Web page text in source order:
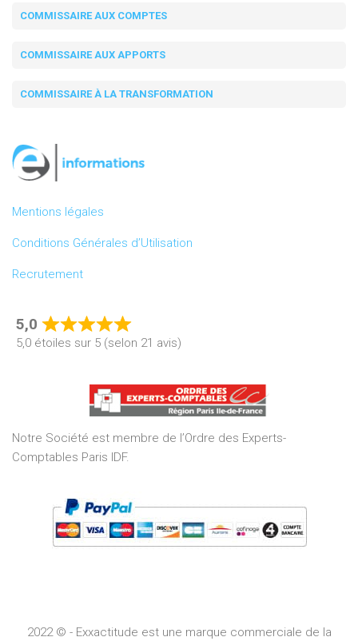
COMMISSAIRE AUX COMPTES
COMMISSAIRE AUX APPORTS
COMMISSAIRE À LA TRANSFORMATION
Mentions légales
Conditions Générales d’Utilisation
Recrutement
5,0
Rated
of
5
5,0 étoiles sur 5 (selon 21 avis)
Notre Société est membre de l’Ordre des Experts-
Comptables Paris IDF.
2022 © - Exxactitude est une marque commerciale de la